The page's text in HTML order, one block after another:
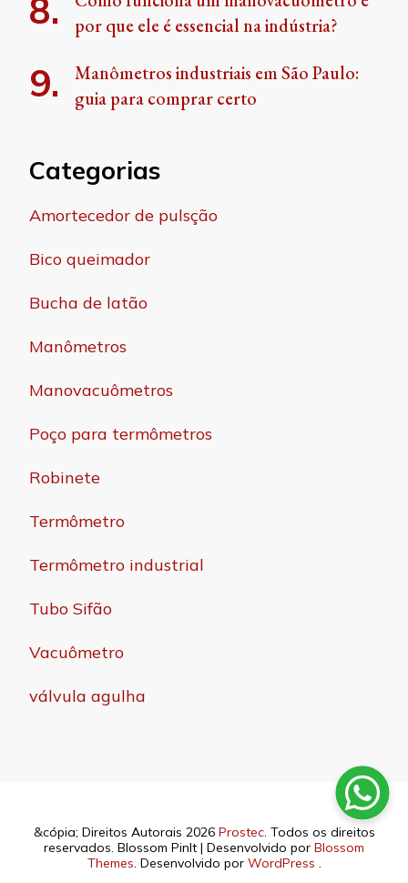
por que ele é essencial na indústria?
Manômetros industriais em São Paulo:
guia para comprar certo
Categorias
Amortecedor de pulsção
Bico queimador
Bucha de latão
Manômetros
Manovacuômetros
Poço para termômetros
Robinete
Termômetro
Termômetro industrial
Tubo Sifão
Vacuômetro
válvula agulha
&cópia; Direitos Autorais 2026 Prostec. Todos os direitos
reservados. Blossom PinIt | Desenvolvido por Blossom
Themes. Desenvolvido por WordPress .